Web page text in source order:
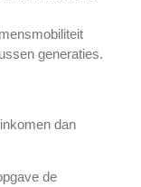
generaties.
dan
de